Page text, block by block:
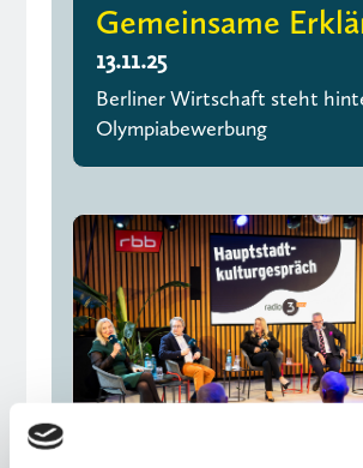
Gemeinsame
13.11.25
Berliner Wirtschaft steht
Olympiabewerbung